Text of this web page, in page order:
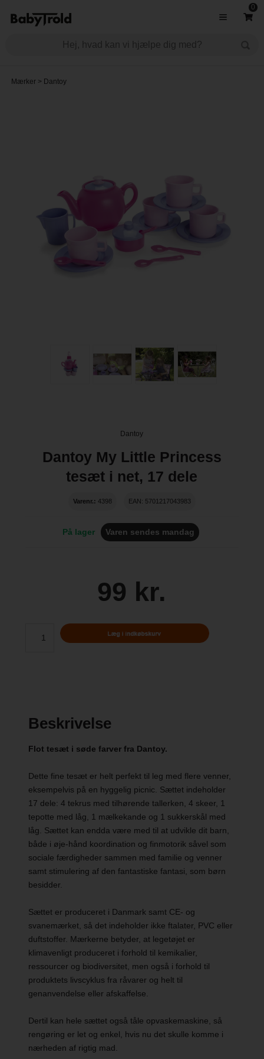
0
Mærker> Dantoy
Dantoy
Dantoy My Little Princess
tesæt i net, 17 dele
Varenr.: 4398 EAN: 5701217043983
På lager Varen sendes mandag
99 kr.
Beskrivelse
Flot tesæt i søde farver fra Dantoy.
Dette fine tesæt er helt perfekt til leg med flere venner,
eksempelvis på en hyggelig picnic. Sættet indeholder
17 dele: 4 tekrus med tilhørende tallerken, 4 skeer, 1
tepotte med låg, 1 mælkekande og 1 sukkerskål med
låg. Sættet kan endda være med til at udvikle dit barn,
både i øje-hånd koordination og finmotorik såvel som
sociale færdigheder sammen med familie og venner
samt stimulering af den fantastiske fantasi, som børn
besidder.
Sættet er produceret i Danmark samt CE- og
svanemærket, så det indeholder ikke ftalater, PVC eller
duftstoffer. Mærkerne betyder, at legetøjet er
klimavenligt produceret i forhold til kemikalier,
ressourcer og biodiversitet, men også i forhold til
produktets livscyklus fra råvarer og helt til
genanvendelse eller afskaffelse.
Dertil kan hele sættet også tåle opvaskemaskine, så
rengøring er let og enkel, hvis nu det skulle komme i
nærheden af rigtig mad.